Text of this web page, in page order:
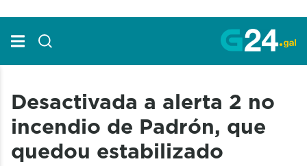
Desactivada a alerta 2 no
incendio de Padrón, que
quedou estabilizado